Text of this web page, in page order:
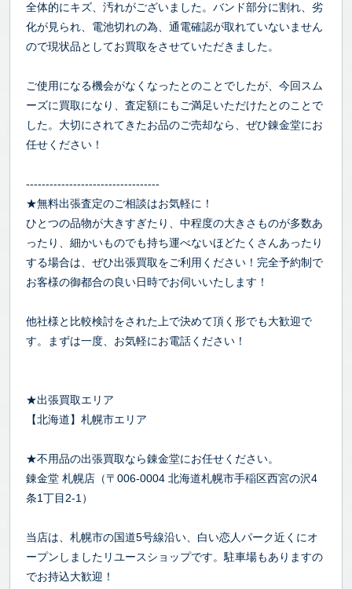
全体的にキズ、汚れがございました。バンド部分に割れ、劣
化が見られ、電池切れの為、通電確認が取れていないません
ので現状品としてお買取をさせていただきました。
ご使用になる機会がなくなったとのことでしたが、今回スム
ーズに買取になり、査定額にもご満足いただけたとのことで
した。大切にされてきたお品のご売却なら、ぜひ錬金堂にお
任せください！
----------------------------------
★無料出張査定のご相談はお気軽に！
ひとつの品物が大きすぎたり、中程度の大きさものが多数あ
ったり、細かいものでも持ち運べないほどたくさんあったり
する場合は、ぜひ出張買取をご利用ください！完全予約制で
お客様の御都合の良い日時でお伺いいたします！
他社様と比較検討をされた上で決めて頂く形でも大歓迎で
す。まずは一度、お気軽にお電話ください！
★出張買取エリア
【北海道】札幌市エリア
★不用品の出張買取なら錬金堂にお任せください。
錬金堂 札幌店（〒006-0004 北海道札幌市手稲区西宮の沢4
条1丁目2-1）
当店は、札幌市の国道5号線沿い、白い恋人パーク近くにオ
ープンしましたリユースショップです。駐車場もありますの
でお持込大歓迎！